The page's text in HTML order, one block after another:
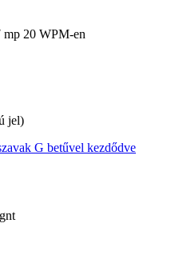
mp 20 WPM-en
jel)
G betűvel kezdődve